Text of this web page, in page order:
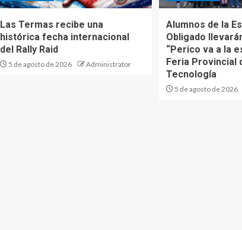
Las Termas recibe una
histórica fecha internacional
del Rally Raid
5 de agosto de 2026 Administrator
Alumnos de la
Obligado
“Perico va a la
Feria Provincial
Tecnología
5 de agosto de 2026